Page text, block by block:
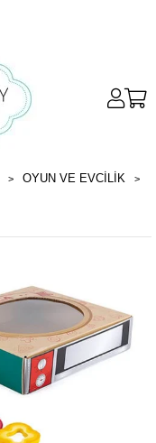
OYUN VE EVCILIK